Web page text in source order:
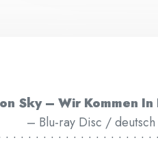
Sky – Wir Kommen In
– Blu-ray Disc /